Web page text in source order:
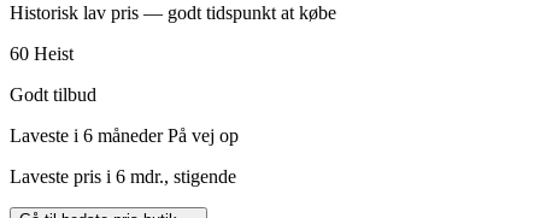
Historisk lav pris — godt tidspunkt at købe
60 Heist
Godt tilbud
Laveste i 6 måneder På vej op
Laveste pris i 6 mdr., stigende